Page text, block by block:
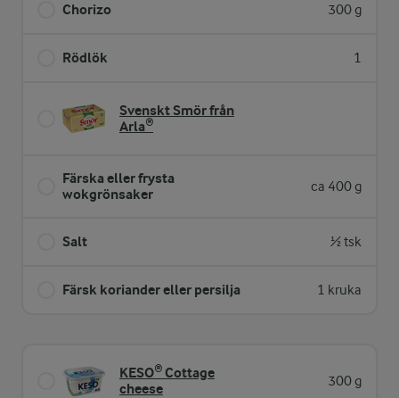
Chorizo 300 g
Rödlök 1
Svenskt Smör från
Arla®
Färska eller frysta
wokgrönsaker
ca 400 g
Salt ½ tsk
Färsk koriander eller persilja 1 kruka
KESO® Cottage
cheese
300 g